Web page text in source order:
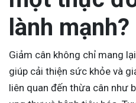
lành mạnh?
Giảm cân không chỉ mang
giúp cải thiện sức khỏe và
liên quan đến thừa cân như